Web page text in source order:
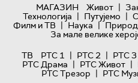
МАГАЗИН
Живот |
Технологијa | Путујемо |
Филм и ТВ | Наука |
За мале велике
ТВ
РТС 1 | РТС 2 | РТС 3
РТС Драма | РТС Живот |
РТС Трезор | РТС